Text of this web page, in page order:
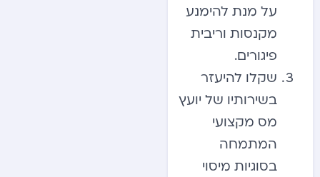
על מנת להימנע
מקנסות וריבית
פיגורים.
שקלו להיעזר
בשירותיו של יועץ
מס מקצועי
המתמחה
בסוגיות מיסוי